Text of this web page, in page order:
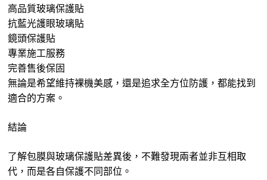
高品質玻璃保護貼
抗藍光護眼玻璃貼
鏡頭保護貼
專業施工服務
完善售後保固
無論是希望維持裸機美感，還是追求全方位防護，都能找到
適合的方案。
結論
了解包膜與玻璃保護貼差異後，不難發現兩者並非互相取
代，而是各自保護不同部位。